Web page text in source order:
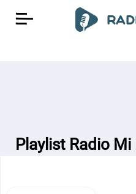
Playlist Radio